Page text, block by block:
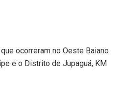
ocorreram no Oeste Baiano
e o Distrito de Jupaguá, KM